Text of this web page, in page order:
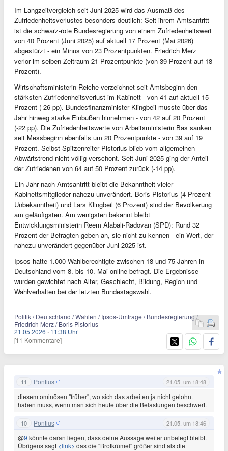
Im Langzeitvergleich seit Juni 2025 wird das Ausmaß des
Zufriedenheitsverlustes besonders deutlich: Seit ihrem Amtsantritt
ist die schwarz-rote Bundesregierung von einem Zufriedenheitswert
von 40 Prozent (Juni 2025) auf aktuell 17 Prozent (Mai 2026)
abgestürzt - ein Minus von 23 Prozentpunkten. Friedrich Merz
verlor im selben Zeitraum 21 Prozentpunkte (von 39 Prozent auf 18
Prozent).
Wirtschaftsministerin Reiche verzeichnet seit Amtsbeginn den
stärksten Zufriedenheitsverlust im Kabinett - von 41 auf aktuell 15
Prozent (-26 pp). Bundesfinanzminister Klingbeil musste über das
Jahr hinweg starke Einbußen hinnehmen - von 42 auf 20 Prozent
(-22 pp). Die Zufriedenheitswerte von Arbeitsministerin Bas sanken
seit Messbeginn ebenfalls um 20 Prozentpunkte - von 39 auf 19
Prozent. Selbst Spitzenreiter Pistorius blieb vom allgemeinen
Abwärtstrend nicht völlig verschont. Seit Juni 2025 ging der Anteil
der Zufriedenen von 64 auf 50 Prozent zurück (-14 pp).
Ein Jahr nach Amtsantritt bleibt die Bekanntheit vieler
Kabinettsmitglieder nahezu unverändert. Boris Pistorius (4 Prozent
Unbekanntheit) und Lars Klingbeil (6 Prozent) sind der Bevölkerung
am geläufigsten. Am wenigsten bekannt bleibt
Entwicklungsministerin Reem Alabali-Radovan (SPD): Rund 32
Prozent der Befragten geben an, sie nicht zu kennen - ein Wert, der
nahezu unverändert gegenüber Juni 2025 ist.
Ipsos hatte 1.000 Wahlberechtigte zwischen 18 und 75 Jahren in
Deutschland vom 8. bis 10. Mai online befragt. Die Ergebnisse
wurden gewichtet nach Alter, Geschlecht, Bildung, Region und
Wahlverhalten bei der letzten Bundestagswahl.
Politik / Deutschland / Wahlen / Ipsos-Umfrage / Bundesregierung /
Friedrich Merz / Boris Pistorius
21.05.2026 · 11:38 Uhr
[11 Kommentare]
11 Pontius 21.05. um 18:48
diesem ominösen "früher", wo sich das arbeiten ja nicht gelohnt
haben muss, wenn man sich heute über die Belastungen beschwert.
10 Pontius 21.05. um 18:46
@9 könnte daran liegen, dass deine Aussage weiter unbelegt bleibt.
Übrigens sagt <link> das die "Brotkrümel" größer sind als die